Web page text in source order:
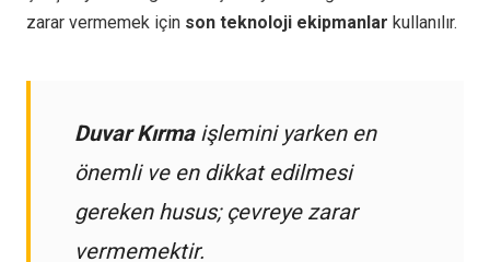
zarar vermemek için son teknoloji ekipmanlar kullanılır.
Duvar Kırmaişlemini yarken en
önemli ve en dikkat edilmesi
gereken husus; çevreye zarar
vermemektir.